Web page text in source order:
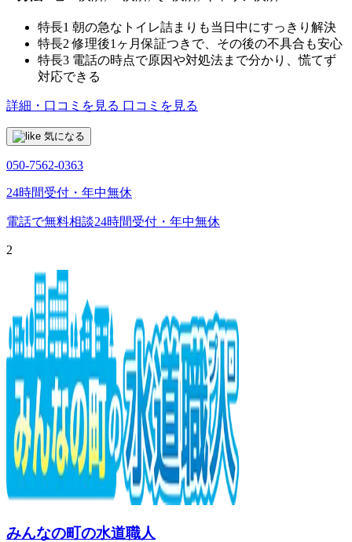
特長1 朝の急なトイレ詰まりも当日中にすっきり解決
特長2 修理後1ヶ月保証つきで、その後の不具合も安心
特長3 電話の時点で原因や対処法まで分かり、慌てず
対応できる
詳細・口コミを見る 口コミを見る
気になる
050-7562-0363
24時間受付・年中無休
電話で無料相談24時間受付・年中無休
2
みんなの町の水道職人